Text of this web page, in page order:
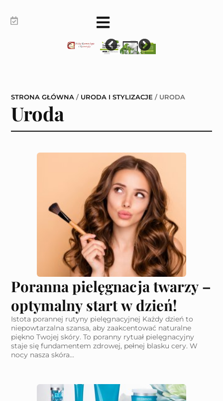
STRONA GŁÓWNA / URODA I STYLIZACJE / URODA
Uroda
Poranna pielęgnacja twarzy –
optymalny start w dzień!
Istota porannej rutyny pielęgnacyjnej Każdy dzień to
niepowtarzalna szansa, aby zaakcentować naturalne
piękno Twojej skóry. To poranny rytuał pielęgnacyjny
staje się fundamentem zdrowej, pełnej blasku cery. W
nocy nasza skóra...